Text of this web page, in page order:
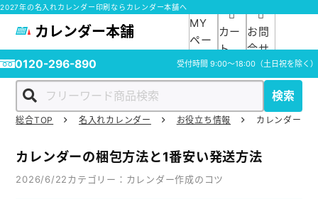
2027年の名入れカレンダー印刷ならカレンダー本舗へ
カレンダー本舗
検索
MY
ペー
ジ
カー
ト
お問
合せ
0120-296-890
受付時間 9:00～18:00 （土日祝を除く）
総合TOP 名入れカレンダー お役立ち情報 カレンダーの
カレンダーの梱包方法と1番安い発送方法
2026/6/22カテゴリー：カレンダー作成のコツ